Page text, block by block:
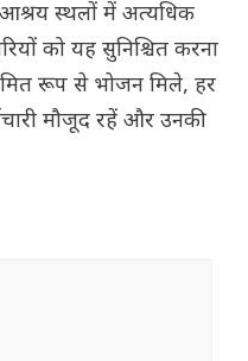
स्थलों में अत्यधिक
को यह सुनिश्चित करना
रूप से भोजन मिले, हर
मौजूद रहें और उनकी